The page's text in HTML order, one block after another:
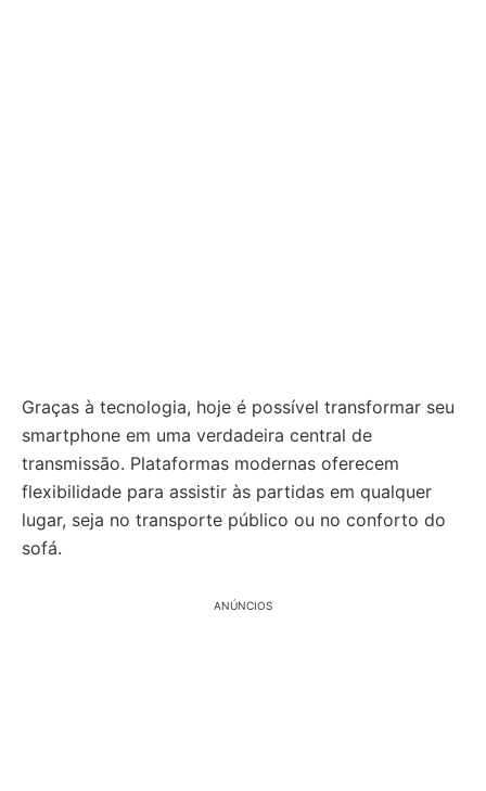
Graças à tecnologia, hoje é possível transformar seu
smartphone em uma verdadeira central de
transmissão. Plataformas modernas oferecem
flexibilidade para assistir às partidas em qualquer
lugar, seja no transporte público ou no conforto do
sofá.
ANÚNCIOS